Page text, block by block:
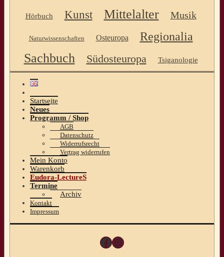
Hörbuch Kunst Mittelalter Musik
Naturwissenschaften Osteuropa Regionalia
Sachbuch Südosteuropa Tsiganologie
Startseite
Neues
Programm / Shop
AGB
Datenschutz
Widerrufsrecht
Vertrag widerrufen
Mein Konto
Warenkorb
Eudora-LectureS
Termine
Archiv
Kontakt
Impressum
Facebook
Instagram